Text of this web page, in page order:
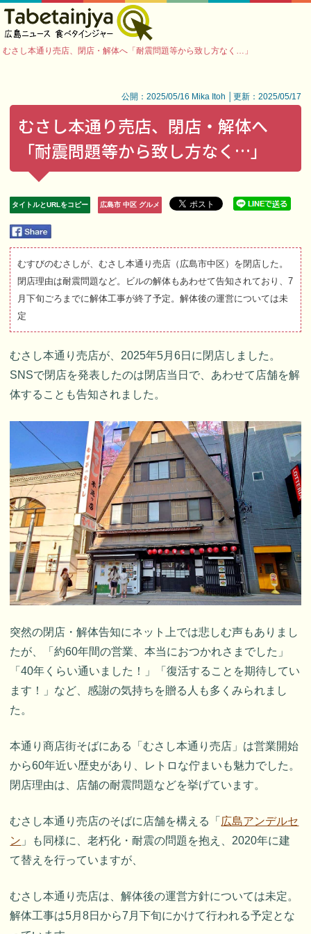
むさし本通り売店、閉店・解体へ「耐震問題等から致し方なく…」
公開：2025/05/16 Mika Itoh │更新：2025/05/17
むさし本通り売店、閉店・解体へ
「耐震問題等から致し方なく…」
タイトルとURLをコピー 広島市 中区 グルメ
むすびのむさしが、むさし本通り売店（広島市中区）を閉店した。
閉店理由は耐震問題など。ビルの解体もあわせて告知されており、7
月下旬ごろまでに解体工事が終了予定。解体後の運営については未
定
むさし本通り売店が、2025年5月6日に閉店しました。
SNSで閉店を発表したのは閉店当日で、あわせて店舗を解
体することも告知されました。
突然の閉店・解体告知にネット上では悲しむ声もありまし
たが、「約60年間の営業、本当におつかれさまでした」
「40年くらい通いました！」「復活することを期待してい
ます！」など、感謝の気持ちを贈る人も多くみられまし
た。
本通り商店街そばにある「むさし本通り売店」は営業開始
から60年近い歴史があり、レトロな佇まいも魅力でした。
閉店理由は、店舗の耐震問題などを挙げています。
むさし本通り売店のそばに店舗を構える「 広島アンデルセ
ン 」も同様に、老朽化・耐震の問題を抱え、2020年に建
て替えを行っていますが、
むさし本通り売店は、解体後の運営方針については未定。
解体工事は5月8日から7月下旬にかけて行われる予定とな